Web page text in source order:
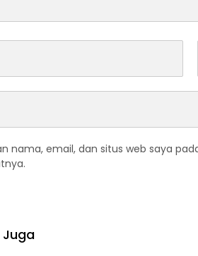
nama, email, dan situs web saya
Juga